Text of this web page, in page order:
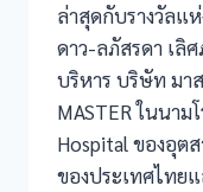
ล่าสุดกับรางวัลแ
ดาว-ลภัสรดา เลิ
บริหาร บริษัท มา
MASTER ในนา
Hospital ของอุต
ของประเทศไทยแ